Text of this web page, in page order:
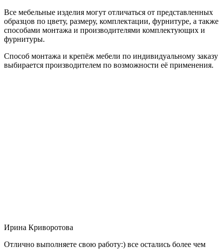
Все мебельные изделия могут отличаться от представленных
образцов по цвету, размеру, комплектации, фурнитуре, а также
способами монтажа и производителями комплектующих и
фурнитуры.
Способ монтажа и крепёж мебели по индивидуальному заказу
выбирается производителем по возможности её применения.
Ирина Криворотова
Отлично выполняете свою работу:) все остались более чем